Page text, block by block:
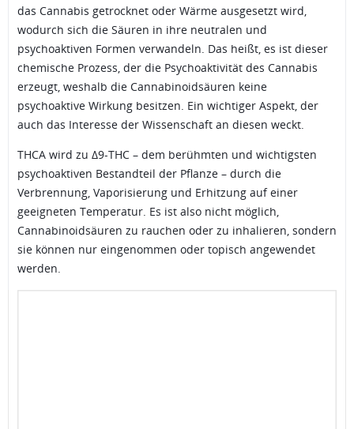
das Cannabis getrocknet oder Wärme ausgesetzt wird,
wodurch sich die Säuren in ihre neutralen und
psychoaktiven Formen verwandeln. Das heißt, es ist dieser
chemische Prozess, der die Psychoaktivität des Cannabis
erzeugt, weshalb die Cannabinoidsäuren keine
psychoaktive Wirkung besitzen. Ein wichtiger Aspekt, der
auch das Interesse der Wissenschaft an diesen weckt.
THCA wird zu Δ9-THC – dem berühmten und wichtigsten
psychoaktiven Bestandteil der Pflanze – durch die
Verbrennung, Vaporisierung und Erhitzung auf einer
geeigneten Temperatur. Es ist also nicht möglich,
Cannabinoidsäuren zu rauchen oder zu inhalieren, sondern
sie können nur eingenommen oder topisch angewendet
werden.